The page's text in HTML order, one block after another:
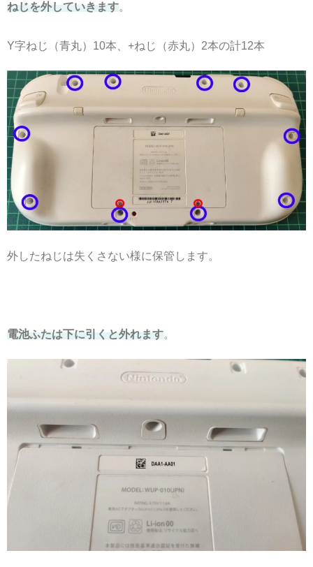
ねじを外していきます
Y字ねじ（青丸）10本、+ねじ（赤丸）2本の計12本
外したねじは失くさない様に保管します。
電池ふたは下に引くと外れます